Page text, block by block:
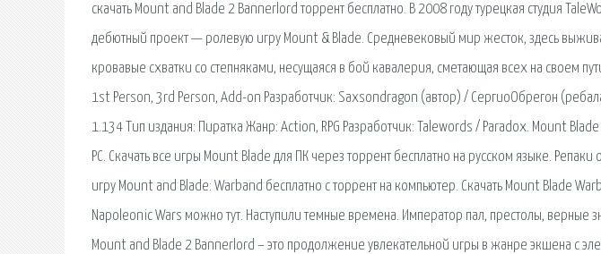
скачать Mount and Blade 2 Bannerlord торрент бесплатно. В 2008 году турецкая студия
дебютный проект — ролевую игру Mount & Blade. Средневековый мир жесток, здесь
кровавые схватки со степняками, несущаяся в бой кавалерия, сметающая всех на своем
1st Person, 3rd Person, Add-on Разработчик: Saxsondragon (автор) / СергиоОбрегон
1.134 Тип издания: Пиратка Жанр: Action, RPG Разработчик: Talewords / Paradox. Mount
PC. Скачать все игры Mount Blade для ПК через торрент бесплатно на русском языке.
игру Mount and Blade: Warband бесплатно c торрент на компьютер. Скачать Mount Blade
Napoleonic Wars можно тут. Наступили темные времена. Император пал, престолы, верные
Mount and Blade 2 Bannerlord – это продолжение увлекательной игры в жанре экшена с